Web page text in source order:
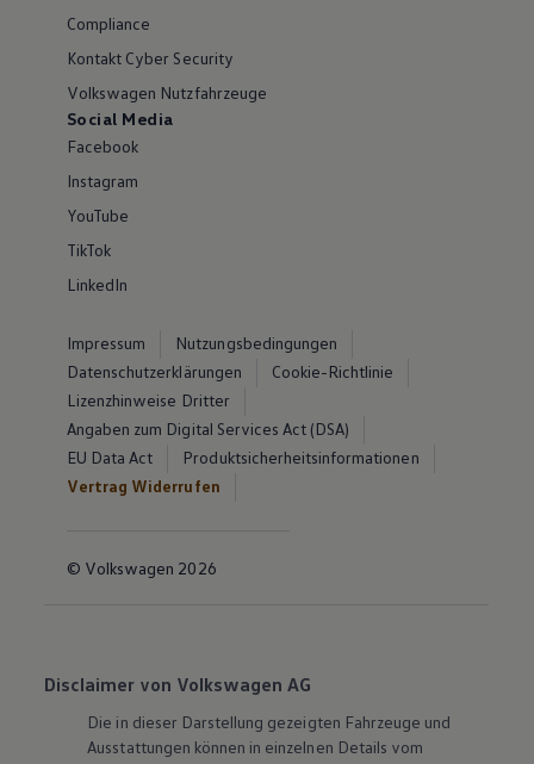
Compliance
Kontakt Cyber Security
Volkswagen Nutzfahrzeuge
Social Media
Facebook
Instagram
YouTube
TikTok
LinkedIn
Impressum
Nutzungsbedingungen
Datenschutzerklärungen
Cookie-Richtlinie
Lizenzhinweise Dritter
Angaben zum Digital Services Act (DSA)
EU Data Act
Produktsicherheitsinformationen
Vertrag Widerrufen
© Volkswagen 2026
Disclaimer von Volkswagen AG
Die in dieser Darstellung gezeigten Fahrzeuge und
Ausstattungen können in einzelnen Details vom